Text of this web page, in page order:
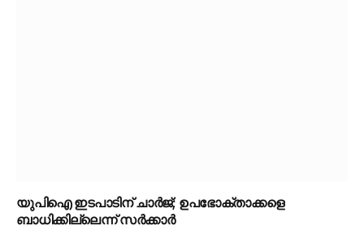
യുപിഐ ഇടപാടിന് ചാര്‍ജ്; ഉപഭോക്താക്കളെ
ബാധിക്കില്ലെന്ന് സർക്കാർ